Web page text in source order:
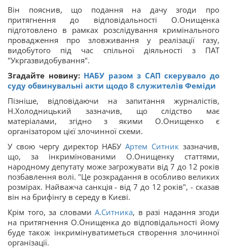
Він пояснив, що подання на дачу згоди про
притягнення до відповідальності О.Онищенка
підготовлено в рамках розслідування кримінального
провадження про зловживання у реалізації газу,
видобутого під час спільної діяльності з ПАТ
"Укргазвидобування".
Згадайте новину: НАБУ разом з САП скерувало до
суду обвинувальні акти щодо 8 служителів Феміди
Пізніше, відповідаючи на запитання журналістів,
Н.Холодницький зазначив, що слідство має
матеріалами, згідно з якими О.Онищенко є
організатором цієї злочинної схеми.
У свою чергу директор НАБУАртем Ситник зазначив,
що, за інкримінованими О.Онищенку статтями,
народному депутату може загрожувати від 7 до 12 років
позбавлення волі. "Це розкрадання в особливо великих
розмірах. Найважча санкція - від 7 до 12 років", - сказав
він на брифінгу в середу в Києві.
Крім того, за словами А.Ситника, в разі надання згоди
на притягнення О.Онищенка до відповідальності йому
буде також інкримінуватиметься створення злочинної
організації.